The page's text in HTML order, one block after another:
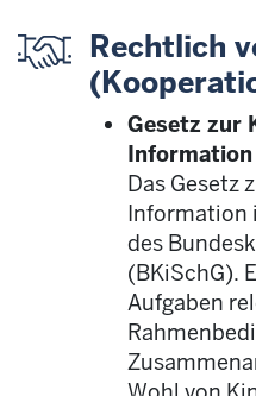
Rechtlich
Gesetz zur
Das Gesetz
Information
des
(BKiSchG).
Aufgaben